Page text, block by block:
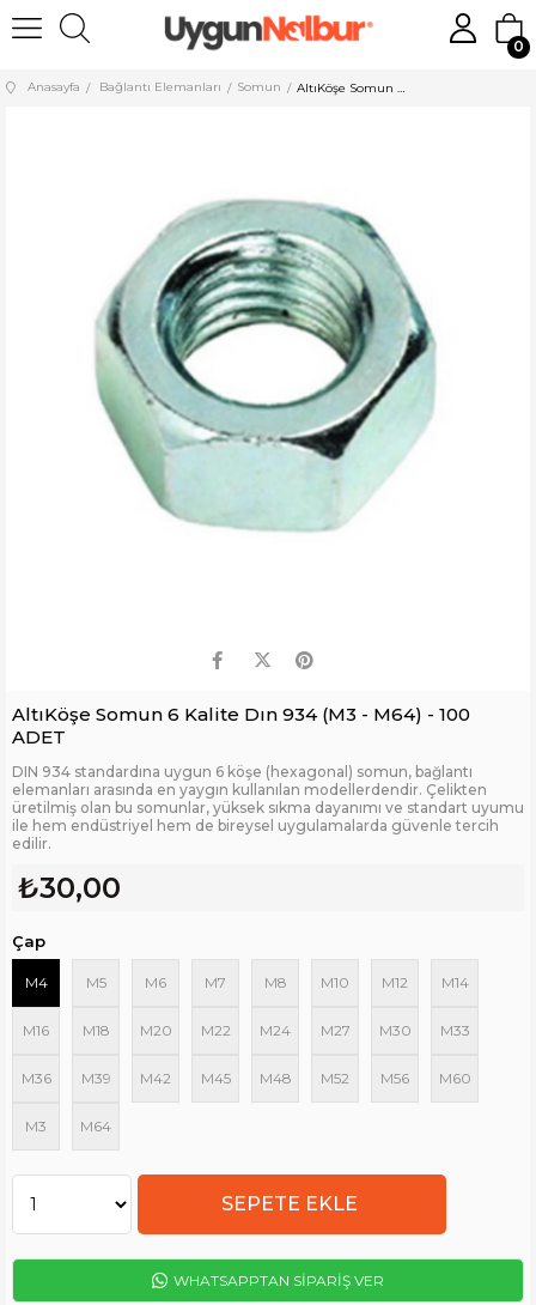
0
Anasayfa Bağlantı Elemanları Somun
AltıKöşe Somun 6 Kalite Dın 934 (M3 - M64) - 100
ADET
DIN 934 standardına uygun 6 köşe (hexagonal) somun, bağlantı
elemanları arasında en yaygın kullanılan modellerdendir. Çelikten
üretilmiş olan bu somunlar, yüksek sıkma dayanımı ve standart uyumu
ile hem endüstriyel hem de bireysel uygulamalarda güvenle tercih
edilir.
₺30,00
Çap
M4 M5 M6 M7 M8 M10 M12 M14
M16 M18 M20 M22 M24 M27 M30 M33
M36 M39 M42 M45 M48 M52 M56 M60
M3 M64
WHATSAPPTAN SİPARİŞ VER